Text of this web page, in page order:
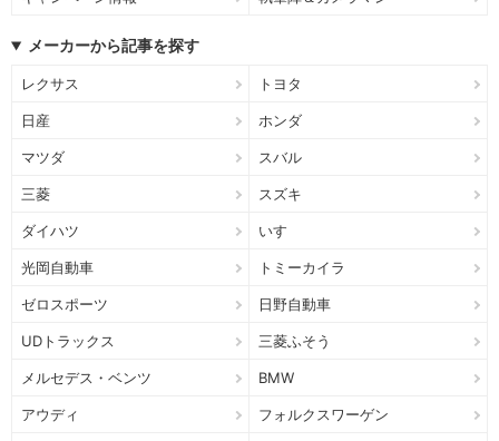
メーカーから記事を探す
レクサス トヨタ
日産 ホンダ
マツダ スバル
三菱 スズキ
ダイハツ いすゞ
光岡自動車 トミーカイラ
ゼロスポーツ 日野自動車
UDトラックス 三菱ふそう
メルセデス・ベンツ BMW
アウディ フォルクスワーゲン